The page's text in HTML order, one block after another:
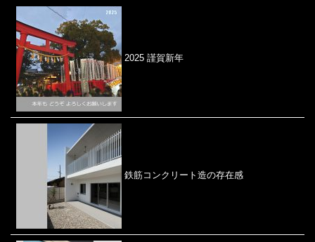
2025 謹賀新年
鉄筋コンクリート造の存在感